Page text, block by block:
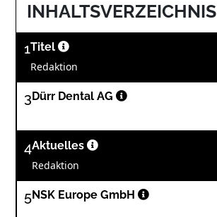
INHALTSVERZEICHNIS
1Titel
Redaktion
3 Dürr Dental AG
4Aktuelles
Redaktion
5NSK Europe GmbH